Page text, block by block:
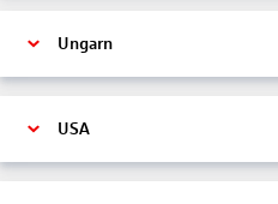
Ungarn
USA